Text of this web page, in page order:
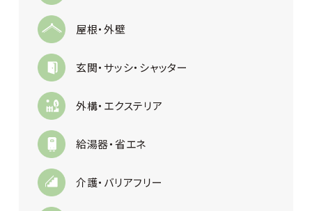
屋根・外壁
玄関・サッシ・シャッター
外構・エクステリア
給湯器・省エネ
介護・バリアフリー